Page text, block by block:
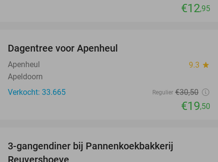
€12,95
Dagentree voor Apenheul
Apenheul 9.3 star
Apeldoorn
Verkocht: 33.665
Regulier €30,50
€19,50
3-gangendiner bij Pannenkoekbakkerij
Reuvershoeve